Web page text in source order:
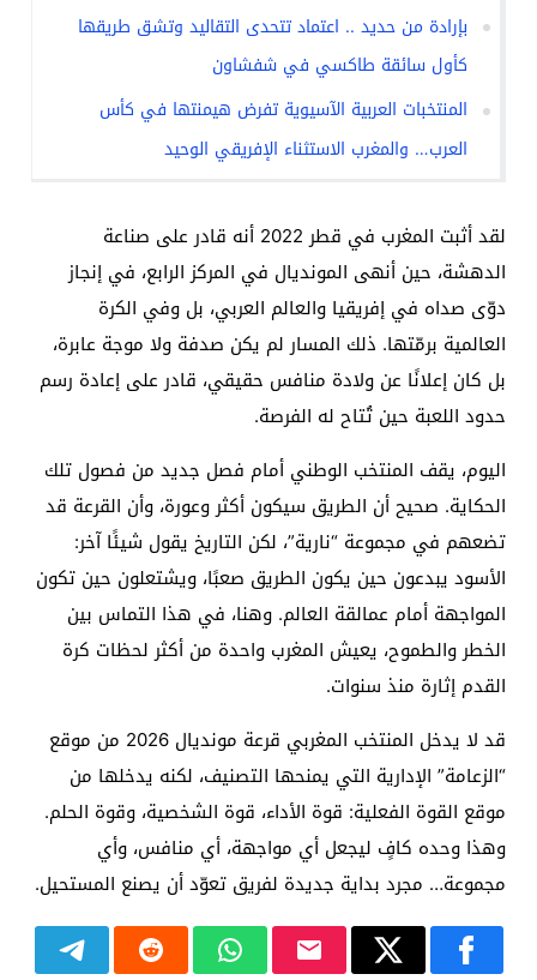
بإرادة من حديد .. اعتماد تتحدى التقاليد وتشق طريقها
كأول سائقة طاكسي في شفشاون
المنتخبات العربية الآسيوية تفرض هيمنتها في كأس
العرب… والمغرب الاستثناء الإفريقي الوحيد
لقد أثبت المغرب في قطر 2022 أنه قادر على صناعة
الدهشة، حين أنهى المونديال في المركز الرابع، في إنجاز
دوّى صداه في إفريقيا والعالم العربي، بل وفي الكرة
العالمية برمّتها. ذلك المسار لم يكن صدفة ولا موجة عابرة،
بل كان إعلانًا عن ولادة منافس حقيقي، قادر على إعادة رسم
حدود اللعبة حين تُتاح له الفرصة.
اليوم، يقف المنتخب الوطني أمام فصل جديد من فصول تلك
الحكاية. صحيح أن الطريق سيكون أكثر وعورة، وأن القرعة قد
تضعهم في مجموعة “نارية”، لكن التاريخ يقول شيئًا آخر:
الأسود يبدعون حين يكون الطريق صعبًا، ويشتعلون حين تكون
المواجهة أمام عمالقة العالم. وهنا، في هذا التماس بين
الخطر والطموح، يعيش المغرب واحدة من أكثر لحظات كرة
القدم إثارة منذ سنوات.
قد لا يدخل المنتخب المغربي قرعة مونديال 2026 من موقع
“الزعامة” الإدارية التي يمنحها التصنيف، لكنه يدخلها من
موقع القوة الفعلية: قوة الأداء، قوة الشخصية، وقوة الحلم.
وهذا وحده كافٍ ليجعل أي مواجهة، أي منافس، وأي
مجموعة… مجرد بداية جديدة لفريق تعوّد أن يصنع المستحيل.